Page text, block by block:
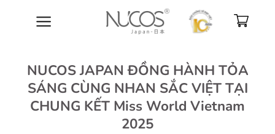
NUCOS JAPAN ĐỒNG HÀNH TỎA
SÁNG CÙNG NHAN SẮC VIỆT TẠI
CHUNG KẾT Miss World Vietnam
2025